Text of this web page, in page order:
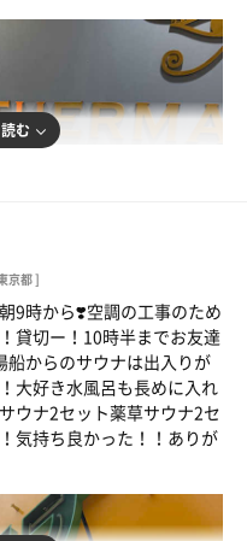
む
京都 ]
9時から❣️空調の工事のため
貸切ー！10時半までお友達
船からのサウナは出入りが
大好き水風呂も長めに入れ
ウナ2セット薬草サウナ2セ
気持ち良かった！！ありが